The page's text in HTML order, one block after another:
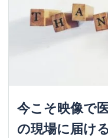
今こそ映像で
の現場に届け